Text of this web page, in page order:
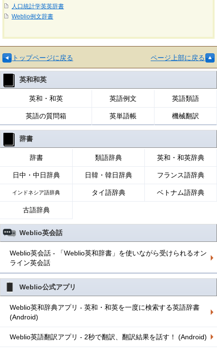
人口統計学英英辞書
Weblio例文辞書
トップページに戻る ページ上部に戻る
英和和英
英和・和英 英語例文 英語類語
英語の質問箱 英単語帳 機械翻訳
辞書
辞書 類語辞典 英和・和英辞典
日中・中日辞典 日韓・韓日辞典 フランス語辞典
インドネシア語辞典 タイ語辞典 ベトナム語辞典
古語辞典
Weblio英会話
Weblio英会話 - 「Weblio英和辞書」を使いながら受けられるオン
ライン英会話
Weblio公式アプリ
Weblio英和辞典アプリ - 英和・和英を一度に検索する英語辞書
(Android)
Weblio英語翻訳アプリ - 2秒で翻訳、翻訳結果を話す！ (Android)